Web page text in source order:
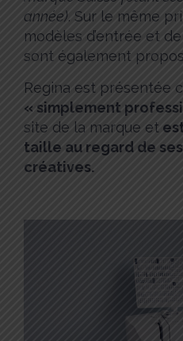
année). Sur le même
modèles d’entrée et
sont également
Regina est présentée
« simplement
site de la marque et
taille au regard de
créatives.